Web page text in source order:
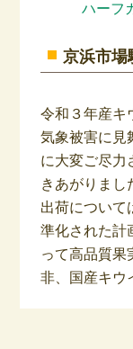
ハーフ
京浜市場
令和３年産キ
気象被害に見
に大変ご尽力
きあがりまし
出荷について
準化された計
って高品質
非、国産キウ